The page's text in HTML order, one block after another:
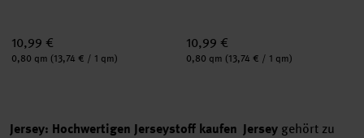
10,99 €
Inhalt:
0,80 qm (13,74 € / 1 qm)
10,99 €
Inhalt:
0,80 qm (13,74 € / 1 qm)
Jersey: Hochwertigen Jerseystoff kaufen Jersey gehört zu